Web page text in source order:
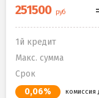
1й кредит
Макс. сумма
Срок
0,06% комиссия